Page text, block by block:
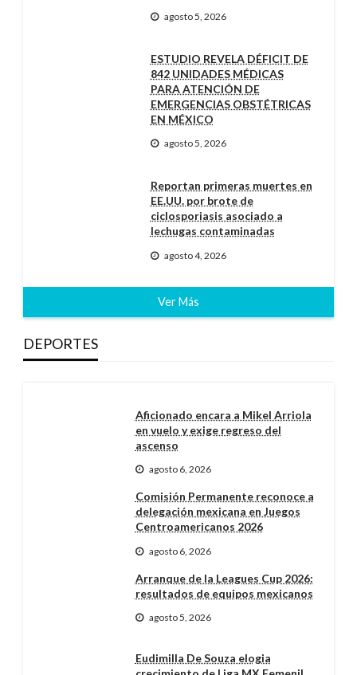
agosto 5, 2026
ESTUDIO REVELA DÉFICIT DE
842 UNIDADES MÉDICAS
PARA ATENCIÓN DE
EMERGENCIAS OBSTÉTRICAS
EN MÉXICO
agosto 5, 2026
Reportan primeras muertes en
EE.UU. por brote de
ciclosporiasis asociado a
lechugas contaminadas
agosto 4, 2026
Ver Más
DEPORTES
Aficionado encara a Mikel Arriola
en vuelo y exige regreso del
ascenso
agosto 6, 2026
Comisión Permanente reconoce a
delegación mexicana en Juegos
Centroamericanos 2026
agosto 6, 2026
Arranque de la Leagues Cup 2026:
resultados de equipos mexicanos
agosto 5, 2026
Eudimilla De Souza elogia